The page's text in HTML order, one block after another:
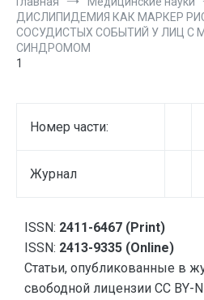
ДИСЛИПИДЕМИЯ КАК МАРКЕР
СОСУДИСТЫХ СОБЫТИЙ У ЛИЦ С
СИНДРОМОМ
1
Номер части:
Журнал
ISSN: 2411-6467 (Print)
ISSN: 2413-9335 (Online)
Статьи, опубликованные в
свободной лицензии CC BY-